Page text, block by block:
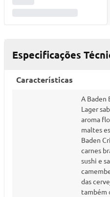
Especificações
Características
A Baden
Lager
aroma
maltes
Baden
carnes
sushi e
das
também